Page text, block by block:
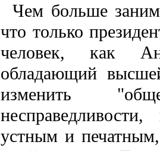
Чем больше
что только
человек, как
обладающий
изменить
устным и